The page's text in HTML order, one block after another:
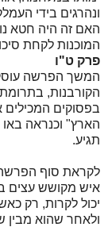
ונהרגים בידי
האם זה היה חטא
המוכנות לקחת
פרק ט"ו
המשך הפרשה עוסק
הקורבנות,
בפסוקים המכילים
הארץ" וכנראה
תגיע.
לקראת סוף הפרשה
איש מקושש עצים
יכול לקרות, רק
ולאחר שהוא מבין